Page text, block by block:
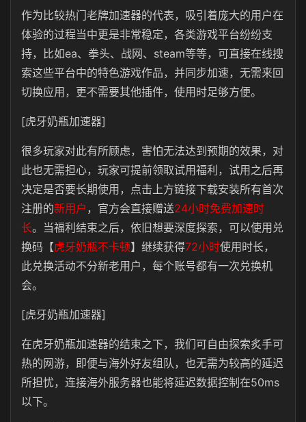
作为比较热门老牌加速器的代表，吸引着庞大的用户在
体验的过程当中更是非常稳定，各类游戏平台纷纷支
持，比如ea、拳头、战网、steam等等，可直接在线搜
索这些平台中的特色游戏作品，并同步加速，无需来回
切换应用，更不需要其他插件，使用时足够方便。
[虎牙奶瓶加速器]
很多玩家对此有所顾虑，害怕无法达到预期的效果，对
此也无需担心，玩家可提前领取试用福利，试用之后再
决定是否要长期使用，点击上方链接下载安装所有首次
注册的新用户 ，官方会直接赠送24小时免费加速时
长。当福利结束之后，依旧想要深度探索，可以使用兑
换码【虎牙奶瓶不卡顿】继续获得72小时使用时长，
此兑换活动不分新老用户，每个账号都有一次兑换机
会。
[虎牙奶瓶加速器]
在虎牙奶瓶加速器的结束之下，我们可自由探索炙手可
热的网游，即便与海外好友组队，也无需为较高的延迟
所担忧，连接海外服务器也能将延迟数据控制在50ms
以下。